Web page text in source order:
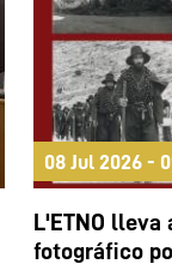
08 Jul 2026 -
L'ETNO
fotográfico